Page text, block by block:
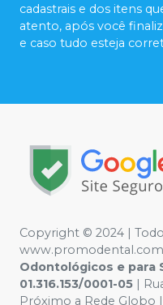
cadastrais e dos itens
atento, após você
e caso tudo esteja
Copyright © 2024 |
Odontológicos e para
01.316.153/0001-05 |
Próximo a Rede Globo